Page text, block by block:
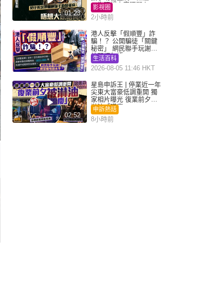
01:23
一生唔想大家唔開心
影視圈
2小時前
港人反擊「假順豐」詐
騙！？ 公開騙徒「關鍵
秘密」 網民聯手玩謝：
練習緬甸語
生活百科
2026-08-05 11:46 HKT
02:52
星島申訴王 | 停業近一年
尖東大富豪低調重開 獨
家相片曝光 復業前夕被
淋油「贈慶」
申訴熱話
8小時前